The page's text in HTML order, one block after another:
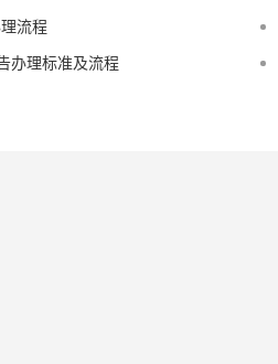
流程
办理标准及流程